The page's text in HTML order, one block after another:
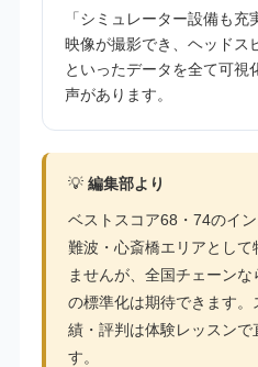
「シミュレーター設備も
映像が撮影でき、ヘッドス
といったデータを全て可視
声があります。
💡 編集部より
ベストスコア68・74のイ
難波・心斎橋エリアとして
ませんが、全国チェーン
の標準化は期待できます
績・評判は体験レッスン
す。